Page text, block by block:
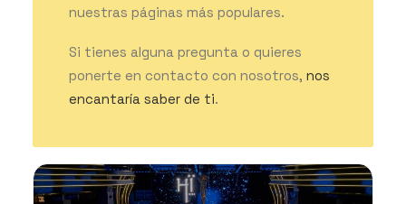
nuestras páginas más populares.
Si tienes alguna pregunta o quieres
ponerte en contacto con nosotros, nos
encantaría saber de ti.